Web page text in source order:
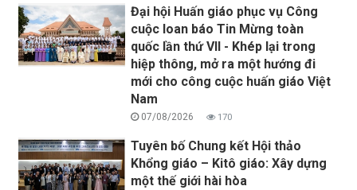
Đại hội Huấn giáo phục vụ Công
cuộc loan báo Tin Mừng toàn
quốc lần thứ VII - Khép lại trong
hiệp thông, mở ra một hướng đi
mới cho công cuộc huấn giáo Việt
Nam
07/08/2026 170
Tuyên bố Chung kết Hội thảo
Khổng giáo – Kitô giáo: Xây dựng
một thế giới hài hòa